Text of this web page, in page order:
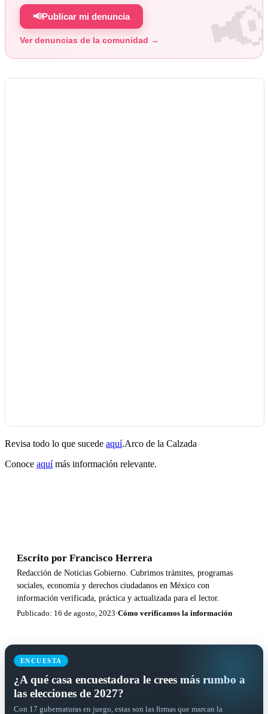
📢Publicar mi denuncia
Ver denuncias de la comunidad →
Revisa todo lo que sucede aquí.Arco de la Calzada
Conoce aquímás información relevante.
Escrito por Francisco Herrera
Redacción de Noticias Gobierno. Cubrimos trámites, programas
sociales, economía y derechos ciudadanos en México con
información verificada, práctica y actualizada para el lector.
Publicado: 16 de agosto, 2023·Cómo verificamos la información
ENCUESTA
¿A qué casa encuestadora le crees más rumbo a
las elecciones de 2027?
Con 17 gubernaturas en juego, estas son las firmas que marcan la